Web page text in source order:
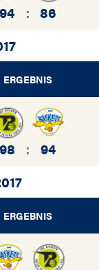
94 : 86
ERGEBNIS
98 : 94
ERGEBNIS